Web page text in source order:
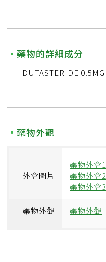
藥物的詳細成分
DUTASTERIDE 0.5MG
藥物外觀
外盒圖片
藥物外盒1
藥物外盒2
藥物外盒3
藥物外觀 藥物外觀